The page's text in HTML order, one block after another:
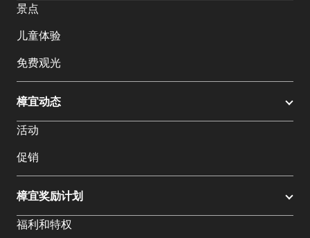
景点
儿童体验
免费观光
樟宜动态
活动
促销
樟宜奖励计划
福利和特权